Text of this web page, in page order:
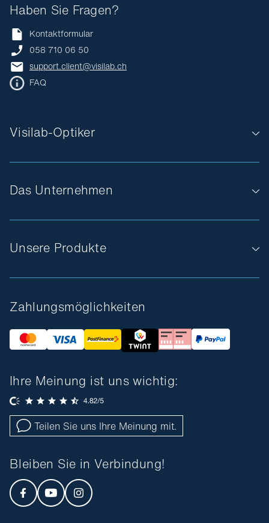
Das Unternehmen
Unsere Produkte
Visilab-Optiker
Haben Sie Fragen?
Kontaktformular
058 710 06 50
support.client@visilab.ch
FAQ
Zahlungsmöglichkeiten
Ihre Meinung ist uns wichtig:
Teilen Sie uns Ihre Meinung mit.
Bleiben Sie in Verbindung!